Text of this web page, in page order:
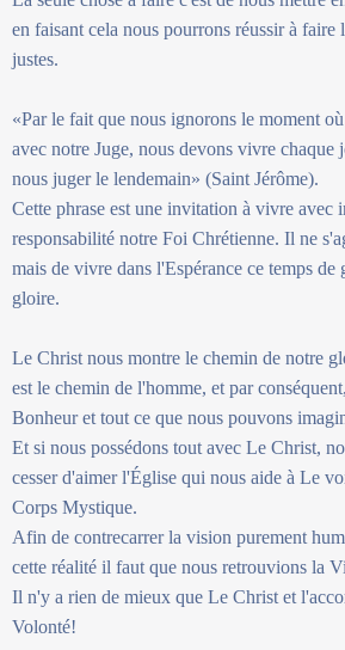
en faisant cela nous pourrons réussir à faire
justes.
«Par le fait que nous ignorons le moment
avec notre Juge, nous devons vivre chaque
nous juger le lendemain» (Saint Jérôme).
Cette phrase est une invitation à vivre avec
responsabilité notre Foi Chrétienne. Il ne
mais de vivre dans l'Espérance ce temps de
gloire.
Le Christ nous montre le chemin de notre
est le chemin de l'homme, et par
Bonheur et tout ce que nous pouvons
Et si nous possédons tout avec Le Christ,
cesser d'aimer l'Église qui nous aide à Le
Corps Mystique.
Afin de contrecarrer la vision purement
cette réalité il faut que nous retrouvions la
Il n'y a rien de mieux que Le Christ et
Volonté!